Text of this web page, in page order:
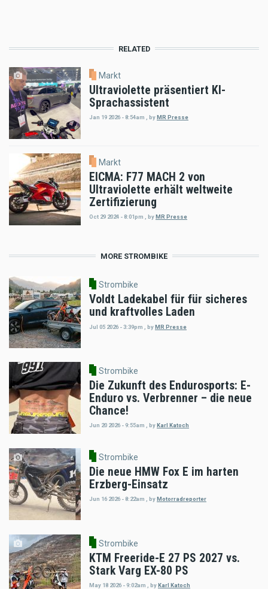
RELATED
Markt
Ultraviolette präsentiert KI-
Sprachassistent
Jan 19 2026 - 8:54am , by MR Presse
Markt
EICMA: F77 MACH 2 von
Ultraviolette erhält weltweite
Zertifizierung
Oct 29 2024 - 8:01pm byMR Presse
MORE STROMBIKE
Strombike
Voldt Ladekabel für für sicheres
und kraftvolles Laden
Jul 05 2026 - 3:39pm byMR Presse
Strombike
Die Zukunft des Endurosports: E-
Enduro vs. Verbrenner – die neue
Chance!
Jun 20 2026 - 9:55am , byKarl Katoch
Strombike
Die neue HMW Fox E im harten
Erzberg-Einsatz
Jun 16 2026 - 8:22am byMotorradreporter
Strombike
KTM Freeride-E 27 PS 2027 vs.
Stark Varg EX-80 PS
May 18 2026 - 9:02am byKarl Katoch